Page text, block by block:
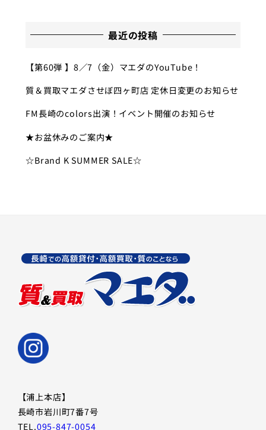
最近の投稿
【第60弾 】8／7（金）マエダのYouTube！
質＆買取マエダさせぼ四ヶ町店 定休日変更のお知らせ
FM長崎のcolors出演！イベント開催のお知らせ
★お盆休みのご案内★
☆Brand K SUMMER SALE☆
【浦上本店】
長崎市岩川町7番7号
TEL.095-847-0054